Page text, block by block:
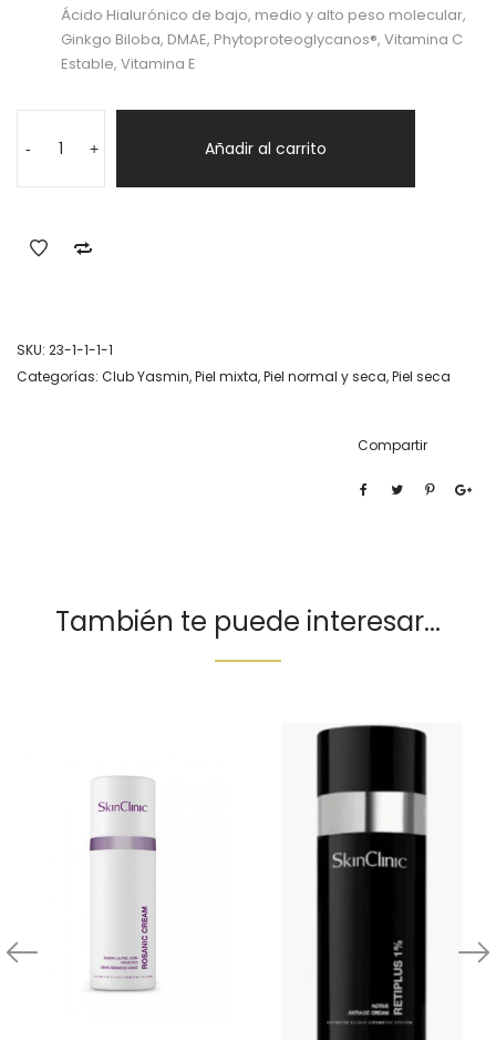
Ácido Hialurónico de bajo, medio y alto peso molecular,
Ginkgo Biloba, DMAE, Phytoproteoglycanos®, Vitamina C
Estable, Vitamina E
-day
+ Añadir al carrito
SKU: 23-1-1-1-1
Categorías: Club Yasmin,Piel mixta,Piel normal y seca,Piel seca
Compartir
También te puede interesar...